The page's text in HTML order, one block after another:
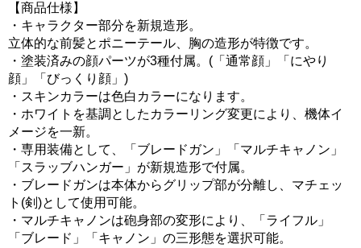
【商品仕様】
・キャラクター部分を新規造形。
立体的な前髪とポニーテール、胸の造形が特徴です。
・塗装済みの顔パーツが3種付属。(「通常顔」「にやり
顔」「びっくり顔」)
・スキンカラーは色白カラーになります。
・ホワイトを基調としたカラーリング変更により、機体イ
メージを一新。
・専用装備として、「ブレードガン」「マルチキャノン」
「スラッブハンガー」が新規造形で付属。
・ブレードガンは本体からグリップ部が分離し、マチェッ
ト(剣)として使用可能。
・マルチキャノンは砲身部の変形により、「ライフル」
「ブレード」「キャノン」の三形態を選択可能。